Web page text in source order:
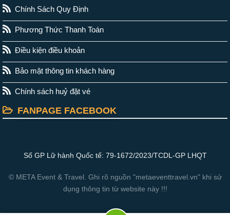
Chính Sách Quy Định
Phương Thức Thanh Toán
Điều kiện điều khoản
Bảo mật thông tin khách hàng
Chính sách huỷ đặt vé
FANPAGE FACEBOOK
Số GP Lữ hành Quốc tế: 79-1672/2023/TCDL-GP LHQT
© META Event & Travel. Ghi rõ nguồn "metaeventtravel.vn" khi sử
dụng thông tin từ website này !!!